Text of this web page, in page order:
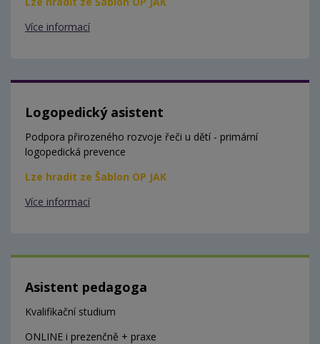
Více informací
Logopedický asistent
Podpora přirozeného rozvoje řeči u dětí - primární
logopedická prevence
Lze hradit ze Šablon OP JAK
Více informací
Asistent pedagoga
Kvalifikační studium
ONLINE i prezenčně + praxe